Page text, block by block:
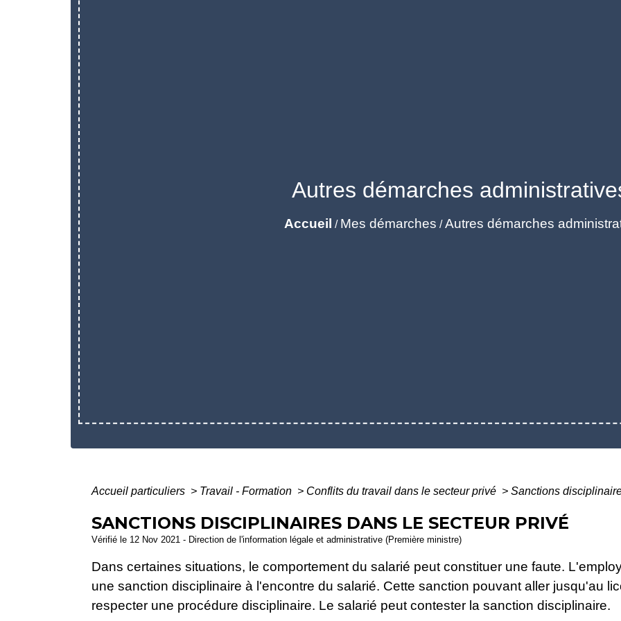
Autres démarches
Accueil / Mes démarches /Autres démarches
Accueil particuliers > Travail - Formation > Conflits du travail dans le secteur privé > Sanctions
SANCTIONS DISCIPLINAIRES DANS LE SECTEUR PRIVÉ
Vérifié le 12 Nov 2021 - Direction de l'information légale et administrative (Première ministre)
Dans certaines situations, le comportement du salarié peut constituer une faute.
une sanction disciplinaire à l'encontre du salarié. Cette sanction pouvant aller jusqu'au
respecter une procédure disciplinaire. Le salarié peut contester la sanction disciplinaire.